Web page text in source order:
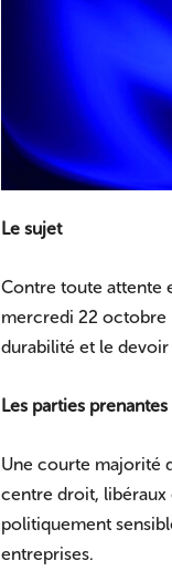
Le sujet
Contre toute attente
mercredi 22 octobre
durabilité et le
Les parties prenantes
Une courte majorité
centre droit, libéraux
politiquement
entreprises.